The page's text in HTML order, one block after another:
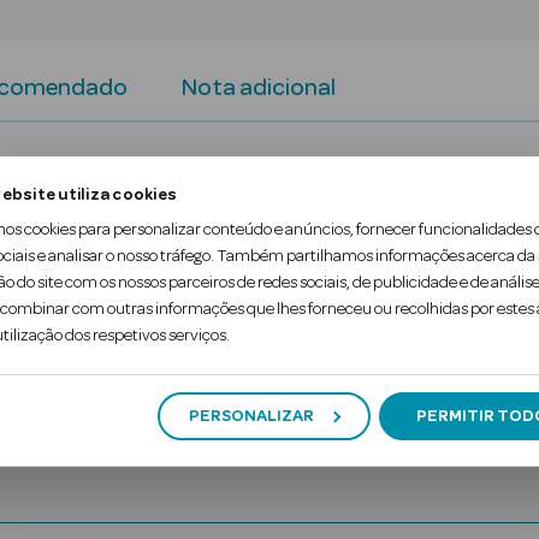
utiliza cookies
cookies para personalizar conteúdo e anúncios, fornecer funcionalidades
e analisar o nosso tráfego. Também partilhamos informações acerca da
do site com os nossos parceiros de redes sociais, de publicidade e de
com outras informações que lhes forneceu ou recolhidas por estes
dos respetivos serviços.
PERSONALIZAR PERMITIR
Nota adicional
em BOSS Bottled Eau de Parfum: uma
e motivados, sempre preparados para
à calidez e vitalidade da assinatura